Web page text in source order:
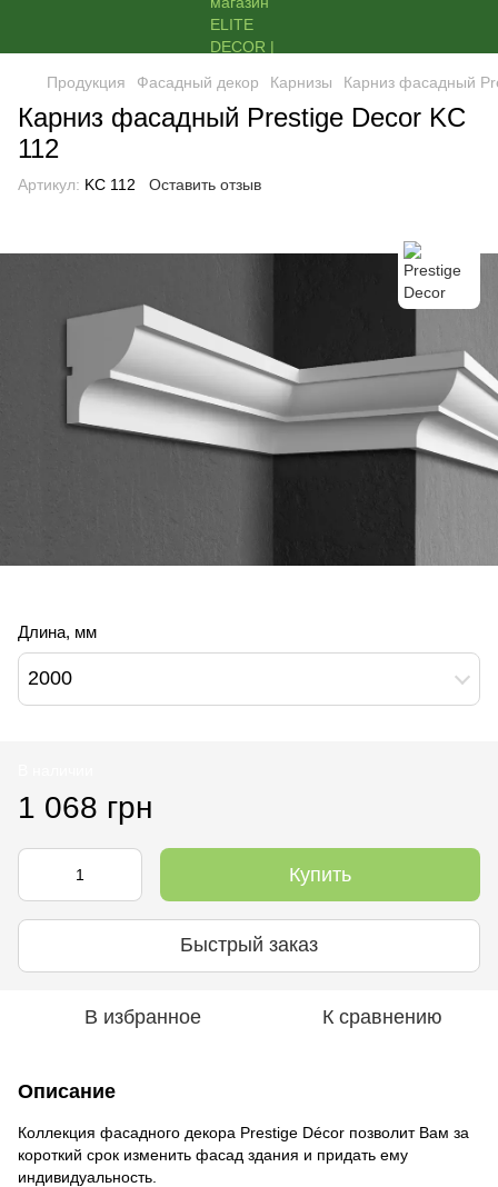
Продукция Фасадный декор Карнизы Карниз фасадный
Карниз фасадный Prestige Decor KC
112
Артикул: KC 112 Оставить отзыв
Длина, мм
2000
1 068 грн
Купить
Быстрый заказ
В избранное К сравнению
Описание
Коллекция фасадного декора Prestige Décor позволит Вам за
короткий срок изменить фасад здания и придать ему
индивидуальность.